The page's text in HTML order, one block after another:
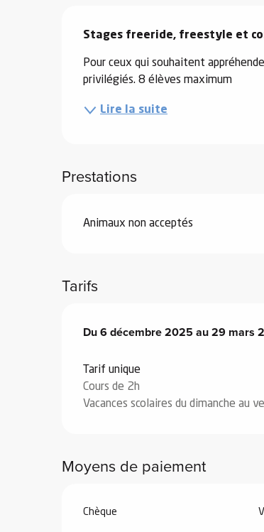
Description
Stages freeride, freestyle et
Pour ceux qui souhaitent
privilégiés. 8 élèves maximum
Lire la suite
Prestations
Animaux non acceptés
Tarifs
Du6 décembre 2025au29 mars
Du6 décembre 2025au29 mars
Tarif unique
Cours de 2h
Vacances scolaires du dimanche au
Moyens de paiement
Chèque